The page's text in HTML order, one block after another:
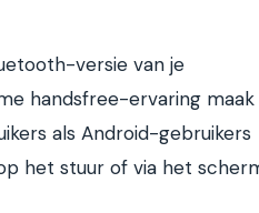
versie van je
handsfree-ervaring maak
als Android-gebruikers
het stuur of via het